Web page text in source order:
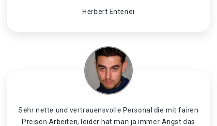
Herbert Entenei
Sehr nette und vertrauensvolle Personal die mit fairen
Preisen Arbeiten, leider hat man ja immer Angst das